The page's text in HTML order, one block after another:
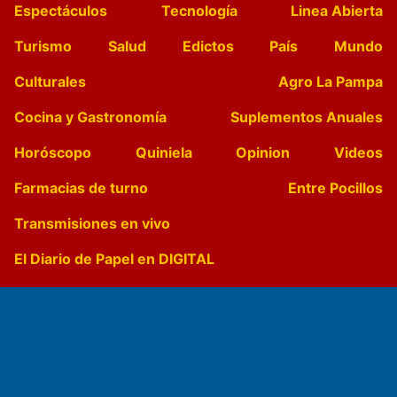
Espectáculos
Tecnología
Linea Abierta
Turismo
Salud Edictos País
Mundo
Culturales
Agro La Pampa
Cocina y Gastronomía
Suplementos Anuales
Horóscopo
Quiniela Opinion
Videos
Farmacias de turno
Entre Pocillos
Transmisiones en vivo
El Diario de Papel en DIGITAL